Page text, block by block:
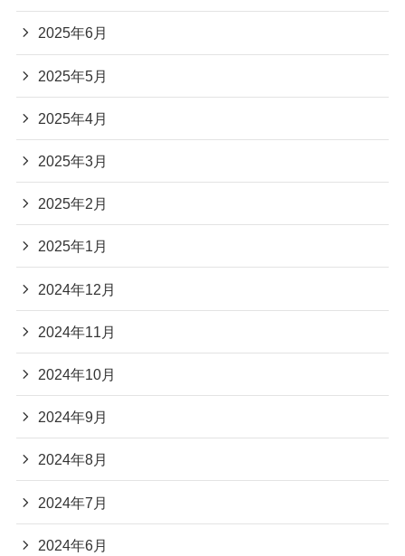
2025年6月
2025年5月
2025年4月
2025年3月
2025年2月
2025年1月
2024年12月
2024年11月
2024年10月
2024年9月
2024年8月
2024年7月
2024年6月